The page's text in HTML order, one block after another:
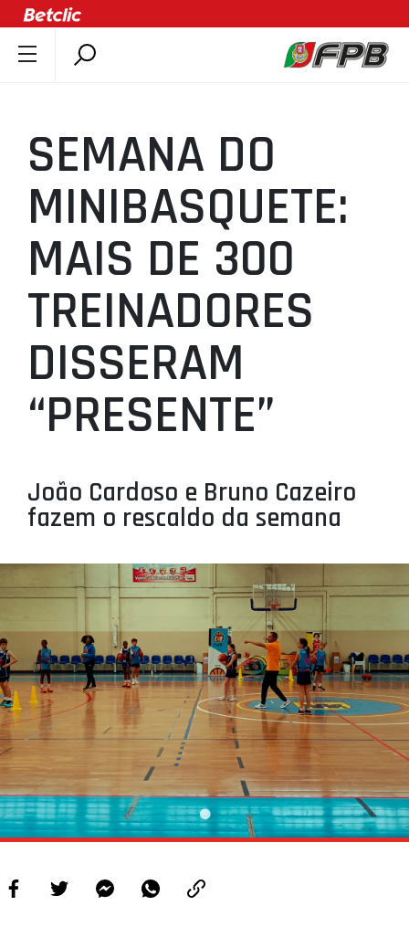
ÚLTIMAS
COMPETIÇÕES
ASSOCIAÇÕES
CLUBES
AGENTES
AGENDA
SELEÇÕES
MINIBASQUETE
ÁREA TÉCNICA
PROJETOS
LIGA BETCLIC FEMININA
SEMANA DO
MINIBASQUETE:
MAIS DE 300
TREINADORES
DISSERAM
“PRESENTE”
João Cardoso e Bruno Cazeiro
fazem o rescaldo da semana